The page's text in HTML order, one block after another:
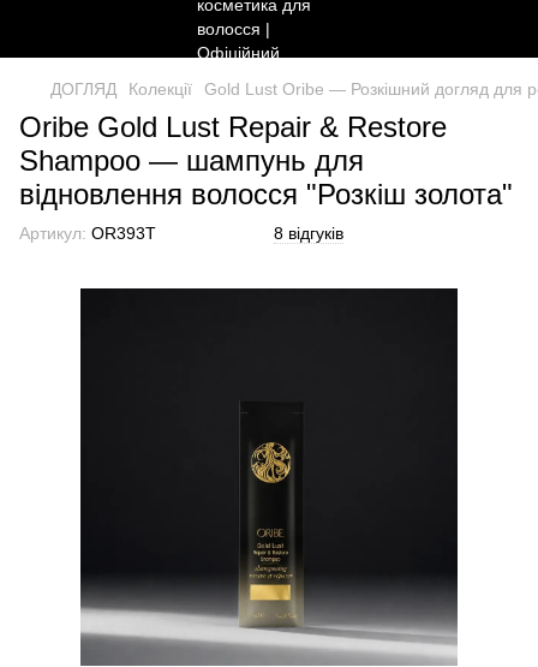
ДОГЛЯД Колекції Gold Lust Oribe — Розкішний догляд для
Oribe Gold Lust Repair & Restore
Shampoo — шампунь для
відновлення волосся "Розкіш золота"
Артикул: OR393T 8 відгуків